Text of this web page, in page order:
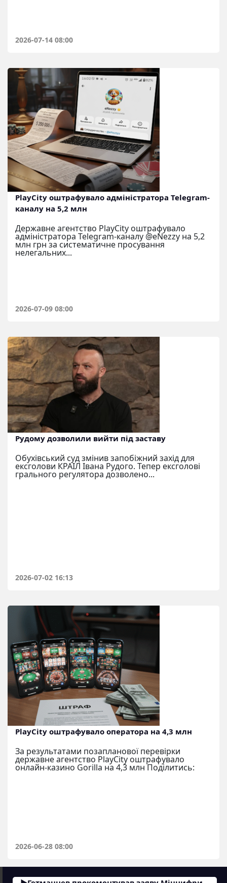
2026-07-14 08:00
PlayCity оштрафувало адміністратора Telegram-
каналу на 5,2 млн
Державне агентство PlayCity оштрафувало
адміністратора Telegram-каналу @eNezzy на 5,2
млн грн за систематичне просування
нелегальних...
2026-07-09 08:00
Рудому дозволили вийти під заставу
Обухівський суд змінив запобіжний захід для
ексголови КРАІЛ Івана Рудого. Тепер ексголові
грального регулятора дозволено...
2026-07-02 16:13
PlayCity оштрафувало оператора на 4,3 млн
За результатами позапланової перевірки
державне агентство PlayCity оштрафувало
онлайн-казино Gorilla на 4,3 млн Поділитись:
2026-06-28 08:00